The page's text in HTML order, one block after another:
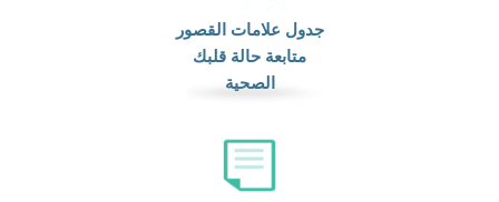
جدول علامات القصور
متابعة حالة قلبك
الصحية